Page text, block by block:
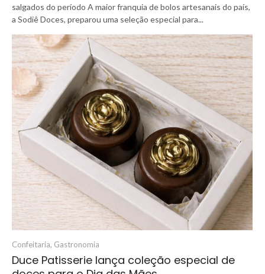
salgados do período A maior franquia de bolos artesanais do país,
a Sodiê Doces, preparou uma seleção especial para...
Confeitaria, Gastronomia
Duce Patisserie lança coleção especial de